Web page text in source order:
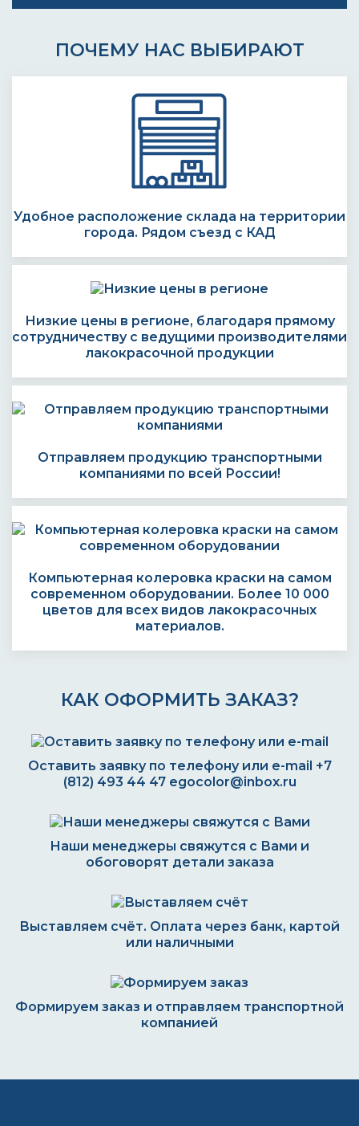
ПОЧЕМУ НАС ВЫБИРАЮТ
Удобное расположение склада на территории
города. Рядом съезд с КАД
Низкие цены в регионе, благодаря прямому
сотрудничеству с ведущими производителями
лакокрасочной продукции
Отправляем продукцию транспортными
компаниями по всей России!
Компьютерная колеровка краски на самом
современном оборудовании. Более 10 000
цветов для всех видов лакокрасочных
материалов.
КАК ОФОРМИТЬ ЗАКАЗ?
Оставить заявку по телефону или e-mail +7
(812) 493 44 47 egocolor@inbox.ru
Наши менеджеры свяжутся с Вами и
обоговорят детали заказа
Выставляем счёт. Оплата через банк, картой
или наличными
Формируем заказ и отправляем транспортной
компанией